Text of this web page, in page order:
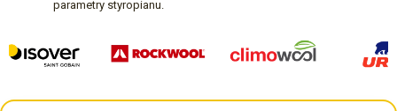
parametry styropianu.